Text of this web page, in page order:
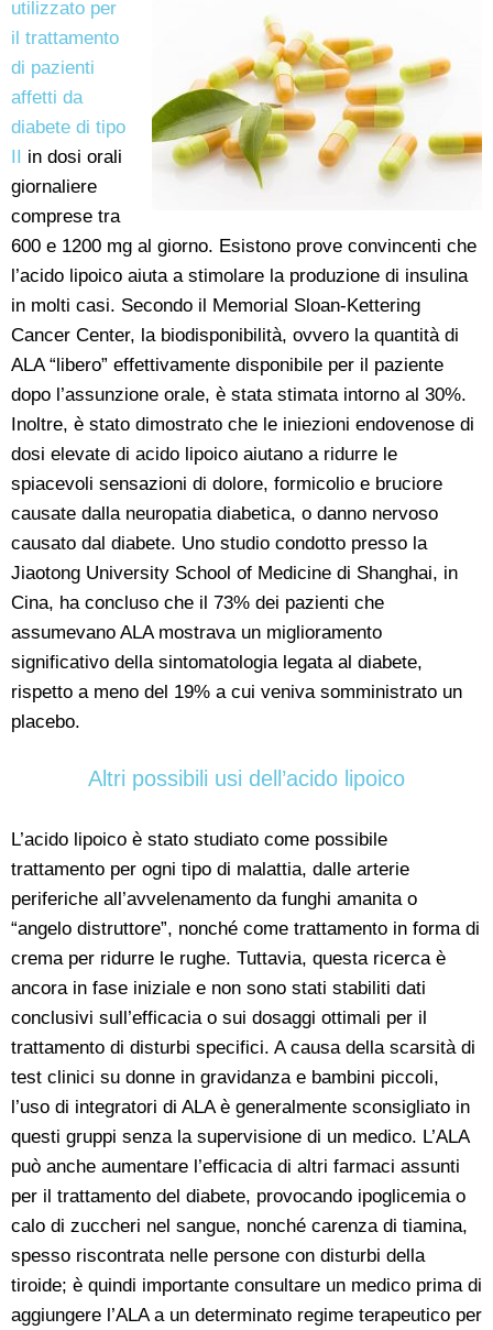
utilizzato per
il trattamento
di pazienti
affetti da
diabete di tipo
II in dosi orali
giornaliere
comprese tra
600 e 1200 mg al giorno. Esistono prove convincenti che
l’acido lipoico aiuta a stimolare la produzione di insulina
in molti casi. Secondo il Memorial Sloan-Kettering
Cancer Center, la biodisponibilità, ovvero la quantità di
ALA “libero” effettivamente disponibile per il paziente
dopo l’assunzione orale, è stata stimata intorno al 30%.
Inoltre, è stato dimostrato che le iniezioni endovenose di
dosi elevate di acido lipoico aiutano a ridurre le
spiacevoli sensazioni di dolore, formicolio e bruciore
causate dalla neuropatia diabetica, o danno nervoso
causato dal diabete. Uno studio condotto presso la
Jiaotong University School of Medicine di Shanghai, in
Cina, ha concluso che il 73% dei pazienti che
assumevano ALA mostrava un miglioramento
significativo della sintomatologia legata al diabete,
rispetto a meno del 19% a cui veniva somministrato un
placebo.
Altri possibili usi dell’acido lipoico
L’acido lipoico è stato studiato come possibile
trattamento per ogni tipo di malattia, dalle arterie
periferiche all’avvelenamento da funghi amanita o
“angelo distruttore”, nonché come trattamento in forma di
crema per ridurre le rughe. Tuttavia, questa ricerca è
ancora in fase iniziale e non sono stati stabiliti dati
conclusivi sull’efficacia o sui dosaggi ottimali per il
trattamento di disturbi specifici. A causa della scarsità di
test clinici su donne in gravidanza e bambini piccoli,
l’uso di integratori di ALA è generalmente sconsigliato in
questi gruppi senza la supervisione di un medico. L’ALA
può anche aumentare l’efficacia di altri farmaci assunti
per il trattamento del diabete, provocando ipoglicemia o
calo di zuccheri nel sangue, nonché carenza di tiamina,
spesso riscontrata nelle persone con disturbi della
tiroide; è quindi importante consultare un medico prima di
aggiungere l’ALA a un determinato regime terapeutico per